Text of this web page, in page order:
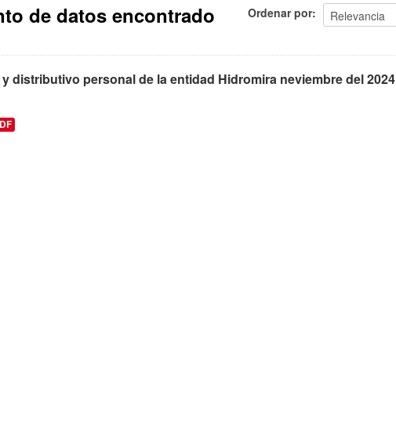
Ordenar por
de datos encontrado
distributivo personal de la entidad Hidromira neviembre del 2024